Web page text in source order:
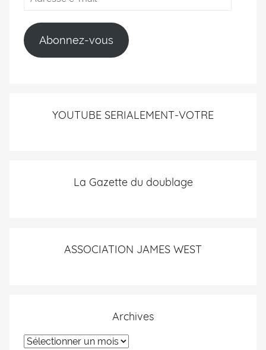
Abonnez-vous
YOUTUBE SERIALEMENT-VOTRE
La Gazette du doublage
ASSOCIATION JAMES WEST
Archives